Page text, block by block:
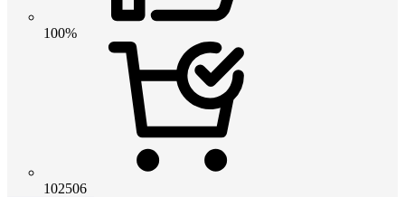
100%
102506